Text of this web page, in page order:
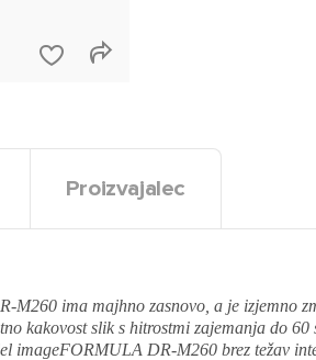
Proizvajalec
M260 ima majhno zasnovo, a je izjemno
kakovost slik s hitrostmi zajemanja do
imageFORMULA DR-M260 brez težav